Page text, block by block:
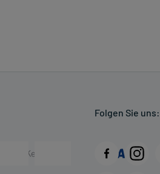
Folgen Sie uns: